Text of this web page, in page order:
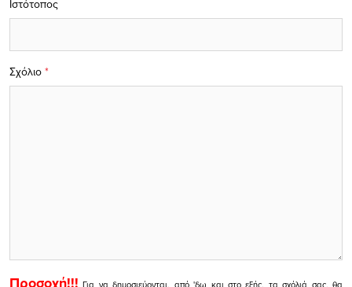
Σχόλιο *
Ιστότοπος